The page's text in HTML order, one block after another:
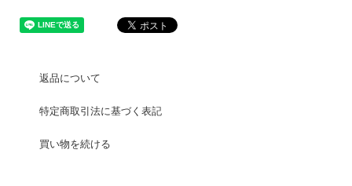
返品について
特定商取引法に基づく表記
買い物を続ける